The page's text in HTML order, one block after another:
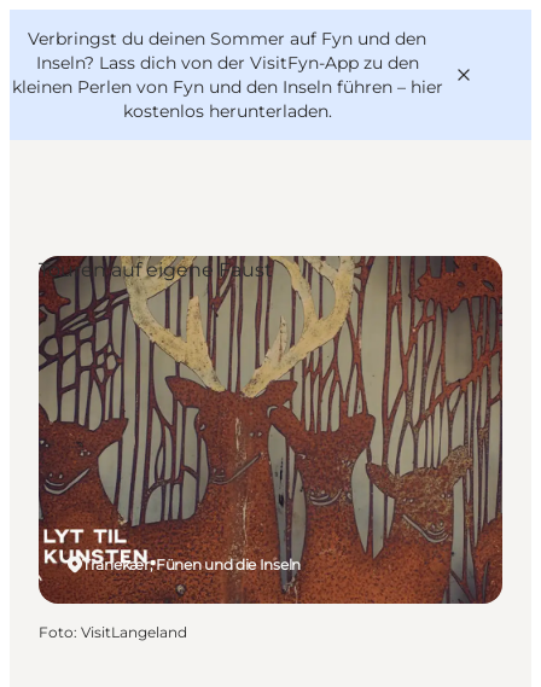
Verbringst du deinen Sommer auf Fyn und den
Inseln? Lass dich von der VisitFyn-App zu den
kleinen Perlen von Fyn und den Inseln führen – hier
kostenlos herunterladen.
Reise Ideen
Outdoor & bike
Essen & trinken
Übernachtung
VisitFyn
Deutsch
Tranekær, Fünen und die Inseln
Touren auf eigene Faust
Foto: VisitLangeland